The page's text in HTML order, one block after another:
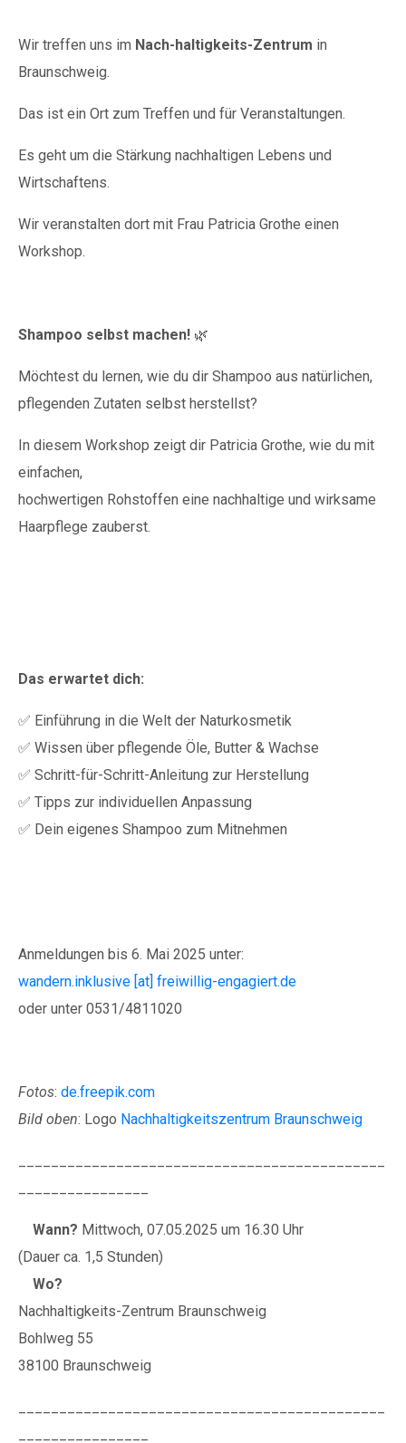
Wir treffen uns im Nach-haltigkeits-Zentrum in
Braunschweig.
Das ist ein Ort zum Treffen und für Veranstaltungen.
Es geht um die Stärkung nachhaltigen Lebens und
Wirtschaftens.
Wir veranstalten dort mit Frau Patricia Grothe einen
Workshop.
Shampoo selbst machen! 🌿
Möchtest du lernen, wie du dir Shampoo aus natürlichen,
pflegenden Zutaten selbst herstellst?
In diesem Workshop zeigt dir Patricia Grothe, wie du mit
einfachen,
hochwertigen Rohstoffen eine nachhaltige und wirksame
Haarpflege zauberst.
Das erwartet dich:
✅ Einführung in die Welt der Naturkosmetik
✅ Wissen über pflegende Öle, Butter & Wachse
✅ Schritt-für-Schritt-Anleitung zur Herstellung
✅ Tipps zur individuellen Anpassung
✅ Dein eigenes Shampoo zum Mitnehmen
Anmeldungen bis 6. Mai 2025 unter:
wandern.inklusive [at] freiwillig-engagiert.de
oder unter 0531/4811020
Fotos: de.freepik.com
Bild oben: Logo Nachhaltigkeitszentrum Braunschweig
Wann? Mittwoch, 07.05.2025 um 16.30 Uhr
(Dauer ca. 1,5 Stunden)
Wo?
Nachhaltigkeits-Zentrum Braunschweig
Bohlweg 55
38100 Braunschweig